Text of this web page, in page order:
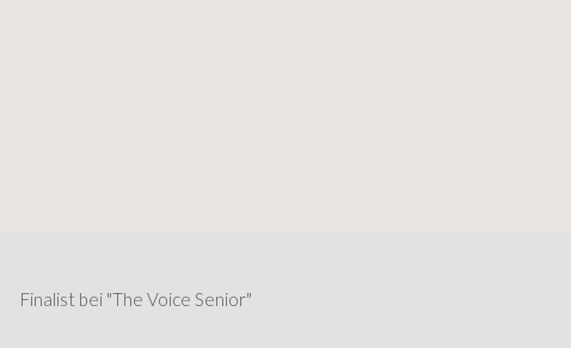
Finalist bei "The Voice Senior"